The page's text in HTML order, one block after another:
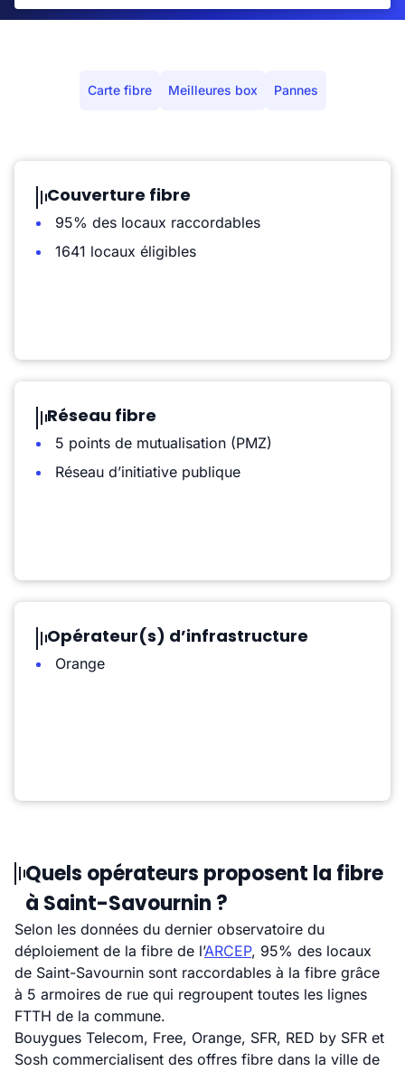
Carte fibre Meilleures box Pannes
Couverture fibre
95% des locaux raccordables
1641 locaux éligibles
Réseau fibre
5 points de mutualisation (PMZ)
Réseau d’initiative publique
Opérateur(s) d’infrastructure
Orange
Quels opérateurs proposent la fibre
à Saint-Savournin ?
Selon les données du dernier observatoire du
déploiement de la fibre de l’ARCEP, 95% des locaux
de Saint-Savournin sont raccordables à la fibre grâce
à 5 armoires de rue qui regroupent toutes les lignes
FTTH de la commune.
Bouygues Telecom, Free, Orange, SFR, RED by SFR et
Sosh commercialisent des offres fibre dans la ville de